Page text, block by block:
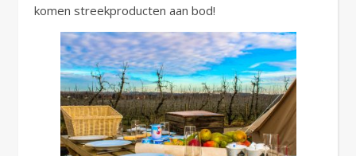
komen streekproducten aan bod!